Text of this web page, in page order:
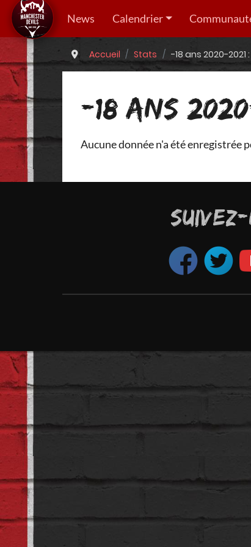
News Calendrier
Accueil Stats -18 ans 2020-2021
-18 ANS
Aucune donnée n'a été enregistrée